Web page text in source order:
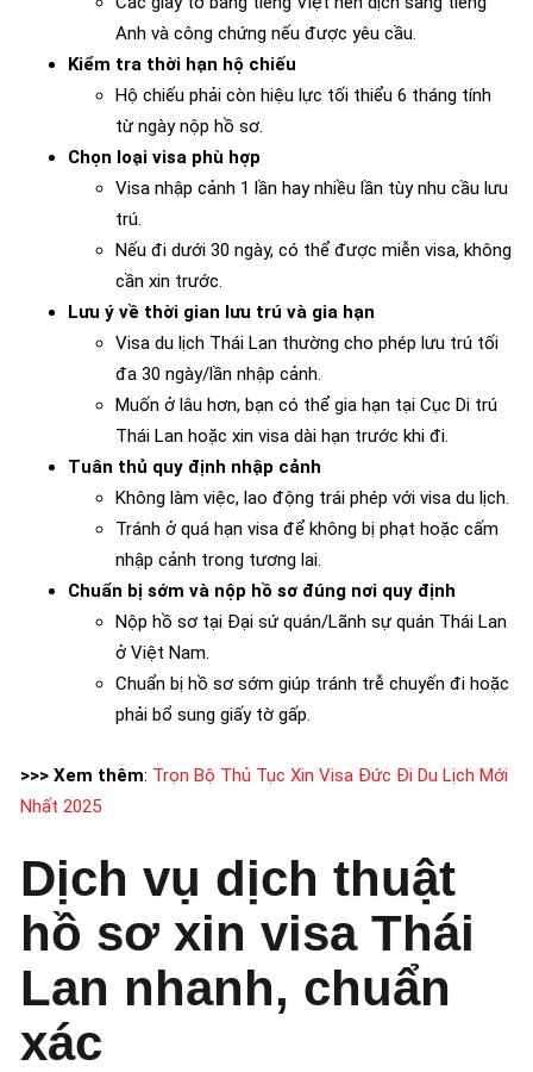
Anh và công chứng nếu được yêu cầu.
Kiểm tra thời hạn hộ chiếu
Hộ chiếu phải còn hiệu lực tối thiểu 6 tháng tính
từ ngày nộp hồ sơ.
Chọn loại visa phù hợp
Visa nhập cảnh 1 lần hay nhiều lần tùy nhu cầu lưu
trú.
Nếu đi dưới 30 ngày, có thể được miễn visa, không
cần xin trước.
Lưu ý về thời gian lưu trú và gia hạn
Visa du lịch Thái Lan thường cho phép lưu trú tối
đa 30 ngày/lần nhập cảnh.
Muốn ở lâu hơn, bạn có thể gia hạn tại Cục Di trú
Thái Lan hoặc xin visa dài hạn trước khi đi.
Tuân thủ quy định nhập cảnh
Không làm việc, lao động trái phép với visa du lịch.
Tránh ở quá hạn visa để không bị phạt hoặc cấm
nhập cảnh trong tương lai.
Chuẩn bị sớm và nộp hồ sơ đúng nơi quy định
Nộp hồ sơ tại Đại sứ quán/Lãnh sự quán Thái Lan
ở Việt Nam.
Chuẩn bị hồ sơ sớm giúp tránh trễ chuyến đi hoặc
phải bổ sung giấy tờ gấp.
>>> Xem thêm: Trọn Bộ Thủ Tục Xin Visa Đức Đi Du Lịch Mới
Nhất 2025
Dịch vụ dịch thuật
hồ sơ xin visa Thái
Lan nhanh, chuẩn
xác